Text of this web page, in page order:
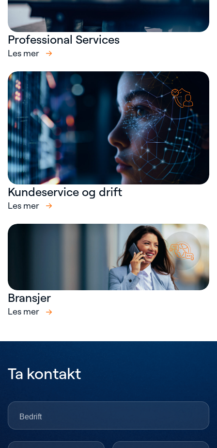
Professional Services
Les mer
Kundeservice og drift
Les mer
Bransjer
Les mer
Ta kontakt